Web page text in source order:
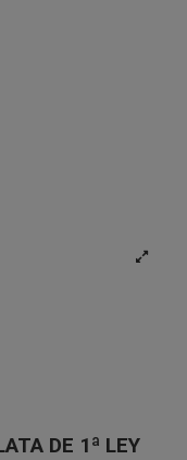
DE 1ª LEY